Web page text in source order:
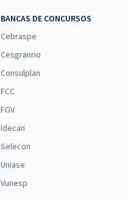
BANCAS DE CONCURSOS
Cebraspe
Cesgranrio
Consulplan
FCC
FGV
Idecan
Selecon
Uniase
Vunesp